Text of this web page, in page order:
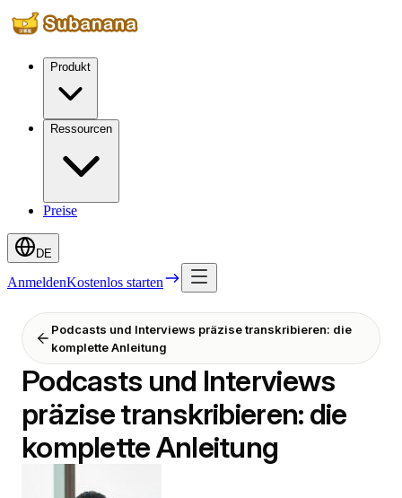
Produkt
Ressourcen
Preise
DE
AnmeldenKostenlos starten
Podcasts und Interviews präzise transkribieren: die
komplette Anleitung
Podcasts und Interviews
präzise transkribieren: die
komplette Anleitung